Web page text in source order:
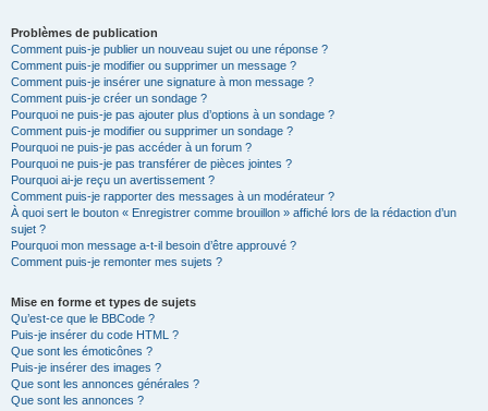
Problèmes de publication
Comment puis-je publier un nouveau sujet ou une réponse ?
Comment puis-je modifier ou supprimer un message ?
Comment puis-je insérer une signature à mon message ?
Comment puis-je créer un sondage ?
Pourquoi ne puis-je pas ajouter plus d’options à un sondage ?
Comment puis-je modifier ou supprimer un sondage ?
Pourquoi ne puis-je pas accéder à un forum ?
Pourquoi ne puis-je pas transférer de pièces jointes ?
Pourquoi ai-je reçu un avertissement ?
Comment puis-je rapporter des messages à un modérateur ?
À quoi sert le bouton « Enregistrer comme brouillon » affiché lors de la rédaction d’un
sujet ?
Pourquoi mon message a-t-il besoin d’être approuvé ?
Comment puis-je remonter mes sujets ?
Mise en forme et types de sujets
Qu’est-ce que le BBCode ?
Puis-je insérer du code HTML ?
Que sont les émoticônes ?
Puis-je insérer des images ?
Que sont les annonces générales ?
Que sont les annonces ?